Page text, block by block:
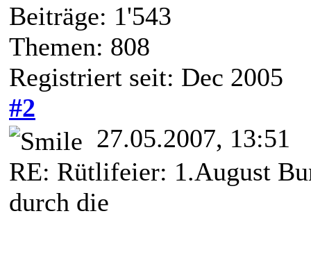
Beiträge: 1'543
Themen: 808
Registriert seit: Dec 2005
#2
27.05.2007, 13:51
RE: Rütlifeier: 1.August
durch die